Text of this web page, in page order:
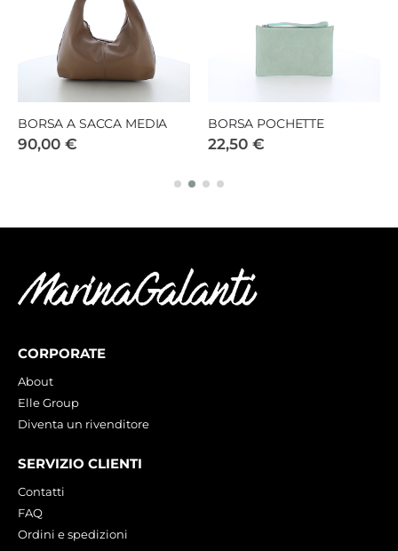
BORSA A SACCA MEDIA
90,00 €
BORSA POCHETTE
22,50 €
CORPORATE
About
Elle Group
Diventa un rivenditore
SERVIZIO CLIENTI
Contatti
FAQ
Ordini e spedizioni